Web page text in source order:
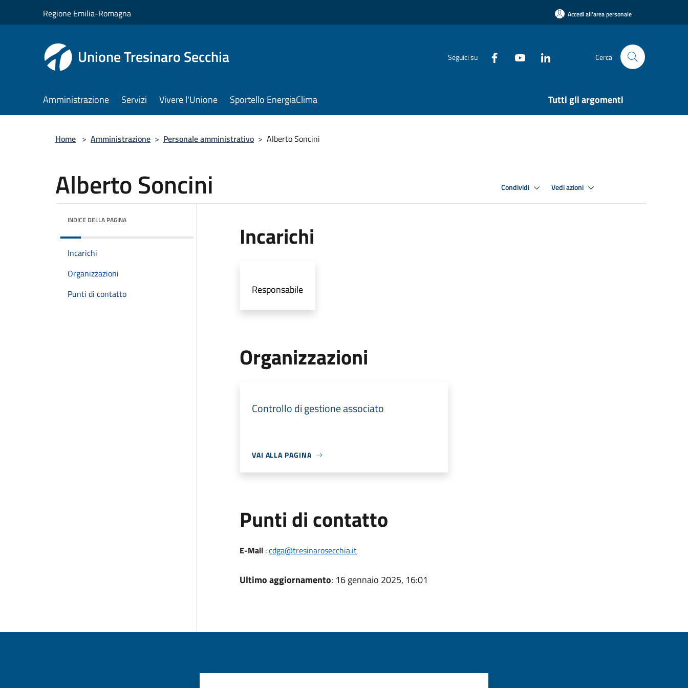
Regione Emilia-Romagna Accedi all'area personale
Unione Tresinaro Secchia Seguici su Cerca
Amministrazione Servizi Vivere l'Unione Sportello EnergiaClima Tutti gli argomenti
Home > Amministrazione > Personale amministrativo > Alberto Soncini
Alberto Soncini Condividi Vedi azioni
INDICE DELLA PAGINA
Incarichi
Organizzazioni
Punti di contatto
Incarichi
Responsabile
Organizzazioni
Controllo di gestione associato
VAI ALLA PAGINA
Punti di contatto
E-Mail:cdga@tresinarosecchia.it
Ultimo aggiornamento: 16 gennaio 2025, 16:01